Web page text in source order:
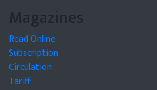
Magazines
Read Online
Subscription
Circulation
Tariff